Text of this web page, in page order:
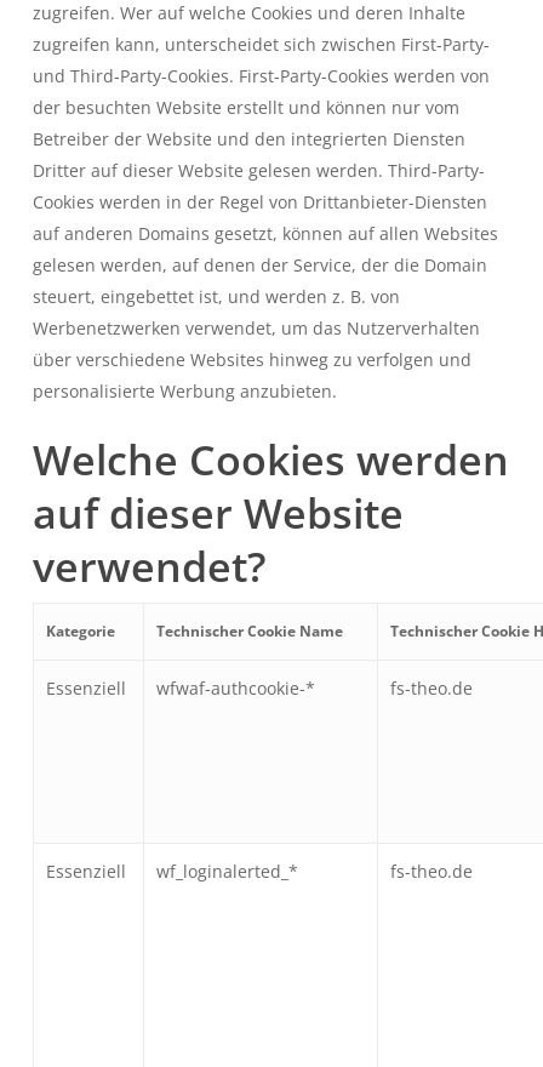
zugreifen. Wer auf welche Cookies und deren Inhalte
zugreifen kann, unterscheidet sich zwischen First-Party-
und Third-Party-Cookies. First-Party-Cookies werden von
der besuchten Website erstellt und können nur vom
Betreiber der Website und den integrierten Diensten
Dritter auf dieser Website gelesen werden. Third-Party-
Cookies werden in der Regel von Drittanbieter-Diensten
auf anderen Domains gesetzt, können auf allen Websites
gelesen werden, auf denen der Service, der die Domain
steuert, eingebettet ist, und werden z. B. von
Werbenetzwerken verwendet, um das Nutzerverhalten
über verschiedene Websites hinweg zu verfolgen und
personalisierte Werbung anzubieten.
Welche Cookies werden
auf dieser Website
verwendet?
Kategorie Technischer Cookie Name Technischer Cookie
Essenziell wfwaf-authcookie-* fs-theo.de
Essenziell wf_loginalerted_* fs-theo.de